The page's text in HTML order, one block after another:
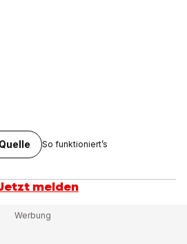
So funktioniert’s
melden